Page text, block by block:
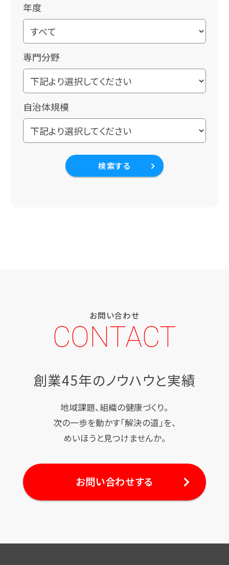
年度
専門分野
自治体規模
検索する
お問い合わせ
CONTACT
創業45年のノウハウと実績
地域課題、組織の健康づくり。
次の一歩を動かす「解決の道」を、
めいほうと見つけませんか。
お問い合わせする